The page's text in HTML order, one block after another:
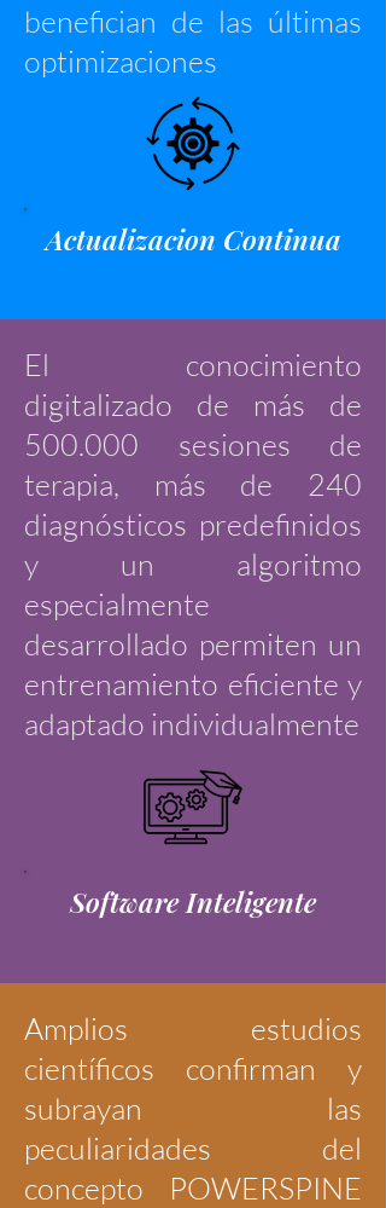
benefician de las últimas
optimizaciones
Actualizacion Continua
El conocimiento
digitalizado de más de
500.000 sesiones de
terapia, más de 240
diagnósticos predefinidos
y un algoritmo
especialmente
desarrollado permiten un
entrenamiento eficiente y
adaptado individualmente
Software Inteligente
Amplios estudios
científicos confirman y
subrayan las
peculiaridades del
concepto POWERSPINE